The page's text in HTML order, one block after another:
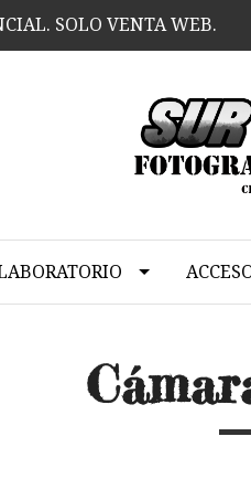
SOLO VENTA WEB.